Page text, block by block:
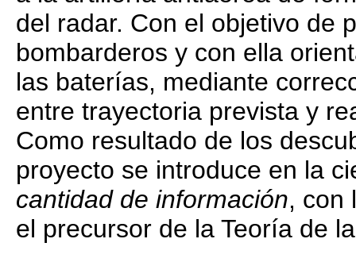
del radar. Con el objetivo de
bombarderos y con ella
las baterías, mediante
entre trayectoria prevista y
Como resultado de los
proyecto se introduce en la
cantidad de información, con
el precursor de la Teoría de